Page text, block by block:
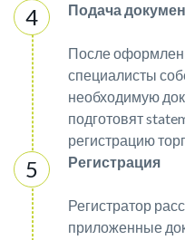
Подача
После
специалисты
необходимую
подготовят
регистрацию
Регистрация
Регистратор
приложенные